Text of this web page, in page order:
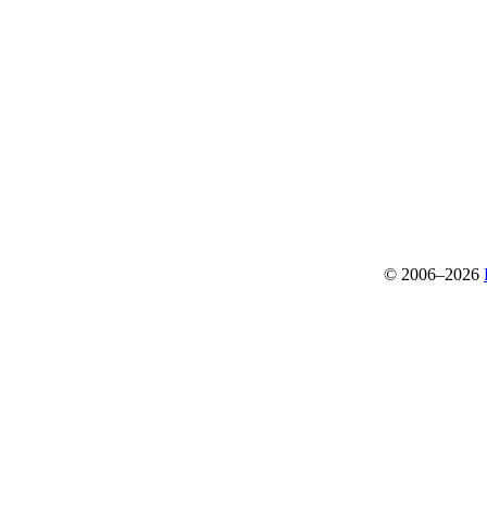
© 2006–2026